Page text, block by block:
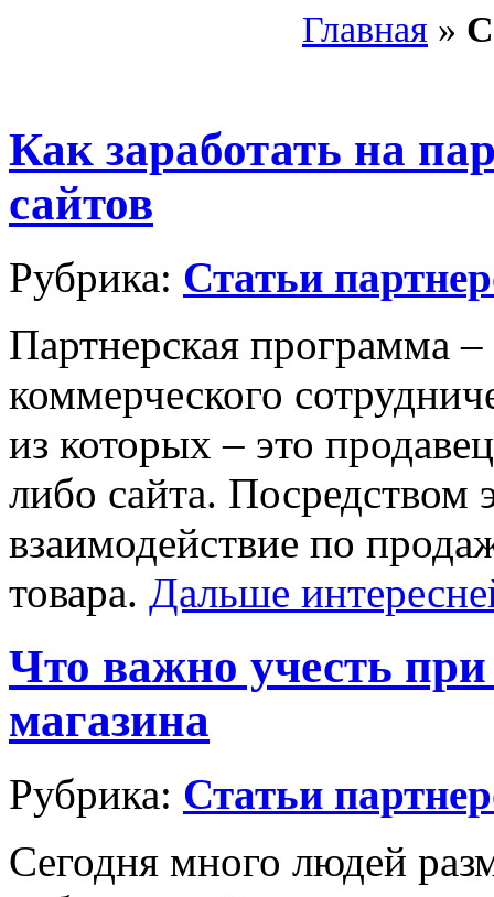
Главная »
Как заработать на
сайтов
Рубрика: Статьи
Партнерская программа –
коммерческого
из которых – это
либо сайта. Посредством
взаимодействие по
товара. Дальше
Что важно учесть
магазина
Рубрика: Статьи
Сегодня много людей